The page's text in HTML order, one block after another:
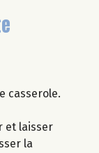
casserole.
et laisser
la